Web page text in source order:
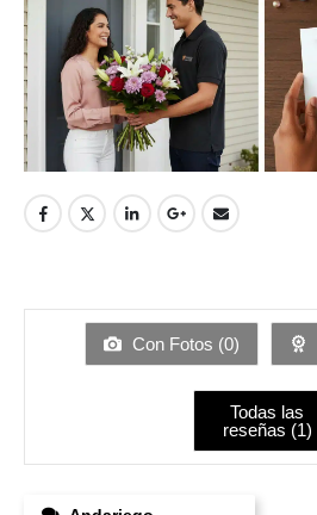
Con Fotos (0)
Todas las
reseñas (1)